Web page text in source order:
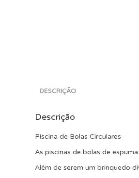
DESCRIÇÃO
Descrição
Piscina de Bolas Circulares
As piscinas de bolas de
Além de serem um brinquedo